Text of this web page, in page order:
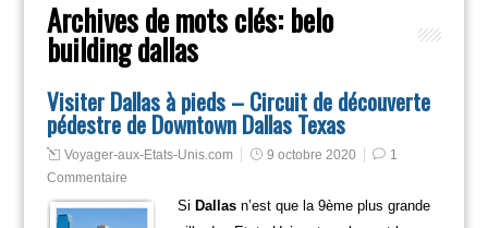
Archives de mots clés: belo
building dallas
Visiter Dallas à pieds – Circuit de découverte
pédestre de Downtown Dallas Texas
Voyager-aux-Etats-Unis.com 9 octobre 2020
1
Commentaire
Si Dallas n’est que la 9ème plus grande